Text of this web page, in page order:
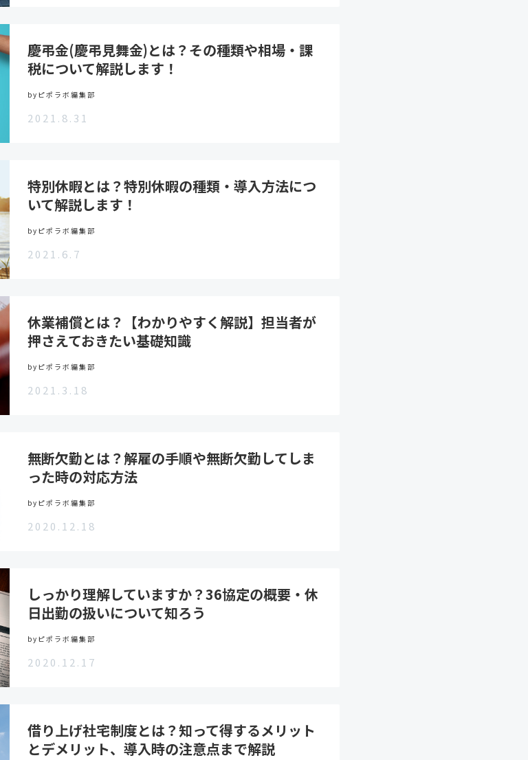
慶弔金(慶弔見舞金)とは？その種類や相場・課
税について解説します！
byピポラボ編集部
2021.8.31
特別休暇とは？特別休暇の種類・導入方法につ
いて解説します！
byピポラボ編集部
2021.6.7
休業補償とは？【わかりやすく解説】担当者が
押さえておきたい基礎知識
byピポラボ編集部
2021.3.18
無断欠勤とは？解雇の手順や無断欠勤してしま
った時の対応方法
byピポラボ編集部
2020.12.18
しっかり理解していますか？36協定の概要・休
日出勤の扱いについて知ろう
byピポラボ編集部
2020.12.17
借り上げ社宅制度とは？知って得するメリット
とデメリット、導入時の注意点まで解説